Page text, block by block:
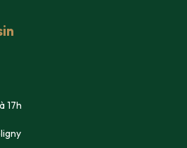
17h